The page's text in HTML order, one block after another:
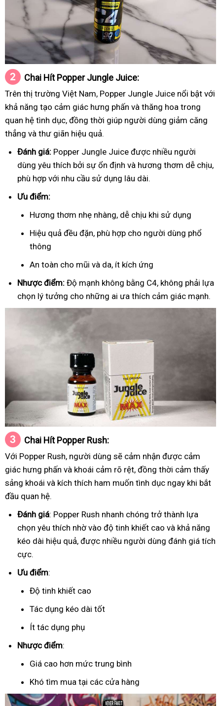
Chai HítPopper Jungle Juice:
Trên thị trường Việt Nam, Popper Jungle Juice nổi bật với
khả năng tạo cảm giác hưng phấn và thăng hoa trong
quan hệ tình dục, đồng thời giúp người dùng giảm căng
thẳng và thư giãn hiệu quả.
Đánh giá: Popper Jungle Juice được nhiều người
dùng yêu thích bởi sự ổn định và hương thơm dễ chịu,
phù hợp với nhu cầu sử dụng lâu dài.
Ưu điểm:
Hương thơm nhẹ nhàng, dễ chịu khi sử dụng
Hiệu quả đều đặn, phù hợp cho người dùng phổ
thông
An toàn cho mũi và da, ít kích ứng
Nhược điểm: Độ mạnh không bằng C4, không phải lựa
chọn lý tưởng cho những ai ưa thích cảm giác mạnh.
Chai HítPopperRush:
Với Popper Rush, người dùng sẽ cảm nhận được cảm
giác hưng phấn và khoái cảm rõ rệt, đồng thời cảm thấy
sảng khoái và kích thích ham muốn tình dục ngay khi bắt
đầu quan hệ.
Đánh giá: Popper Rush nhanh chóng trở thành lựa
chọn yêu thích nhờ vào độ tinh khiết cao và khả năng
kéo dài hiệu quả, được nhiều người dùng đánh giá tích
cực.
Ưu điểm:
Độ tinh khiết cao
Tác dụng kéo dài tốt
Ít tác dụng phụ
Nhược điểm:
Giá cao hơn mức trung bình
Khó tìm mua tại các cửa hàng